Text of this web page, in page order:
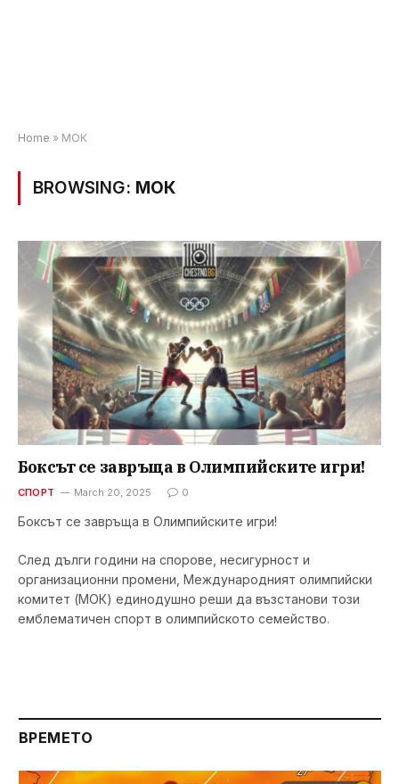
Home » МОК
BROWSING: МОК
Боксът се завръща в Олимпийските игри!
СПОРТ March 20, 2025 0
Боксът се завръща в Олимпийските игри!
След дълги години на спорове, несигурност и
организационни промени, Международният олимпийски
комитет (МОК) единодушно реши да възстанови този
емблематичен спорт в олимпийското семейство.
ВРЕМЕТО